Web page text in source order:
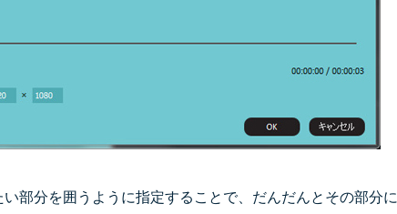
部分を囲うように指定することで、だんだんとその部分に